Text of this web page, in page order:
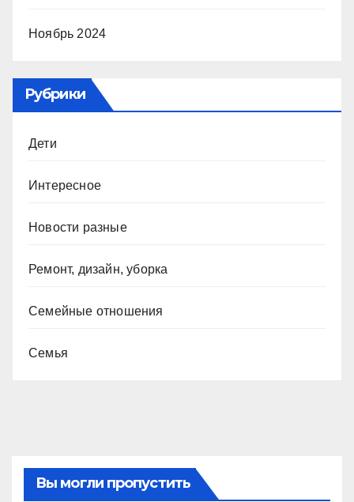
Ноябрь 2024
Рубрики
Дети
Интересное
Новости разные
Ремонт, дизайн, уборка
Семейные отношения
Семья
Вы могли пропустить